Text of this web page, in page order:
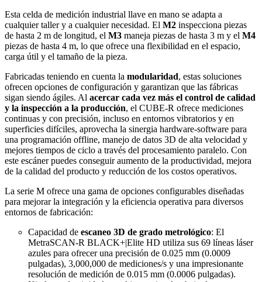
Esta celda de medición industrial llave en mano se adapta a
cualquier taller y a cualquier necesidad. El M2 inspecciona piezas
de hasta 2 m de longitud, el M3 maneja piezas de hasta 3 m y el M4
piezas de hasta 4 m, lo que ofrece una flexibilidad en el espacio,
carga útil y el tamaño de la pieza.
Fabricadas teniendo en cuenta la modularidad, estas soluciones
ofrecen opciones de configuración y garantizan que las fábricas
sigan siendo ágiles. Al acercar cada vez más el control de calidad
y la inspección a la producción, el CUBE-R ofrece mediciones
continuas y con precisión, incluso en entornos vibratorios y en
superficies difíciles, aprovecha la sinergia hardware-software para
una programación offline, manejo de datos 3D de alta velocidad y
mejores tiempos de ciclo a través del procesamiento paralelo. Con
este escáner puedes conseguir aumento de la productividad, mejora
de la calidad del producto y reducción de los costos operativos.
La serie M ofrece una gama de opciones configurables diseñadas
para mejorar la integración y la eficiencia operativa para diversos
entornos de fabricación:
Capacidad de escaneo 3D de grado metrológico: El
MetraSCAN-R BLACK+|Elite HD utiliza sus 69 líneas láser
azules para ofrecer una precisión de 0.025 mm (0.0009
pulgadas), 3,000,000 de mediciones/s y una impresionante
resolución de medición de 0.015 mm (0.0006 pulgadas).